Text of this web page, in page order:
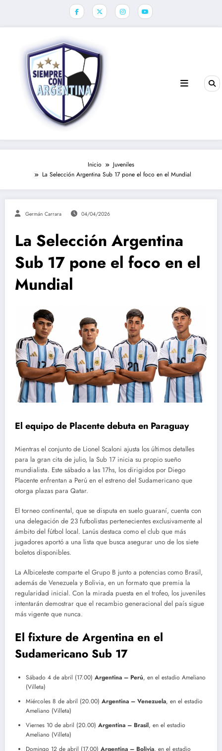
Inicio
Juveniles
La Selección Argentina Sub 17 pone el foco en el Mundial
Germán Carrara 04/04/2026
La Selección Argentina
Sub 17 pone el foco en el
Mundial
El equipo de Placente debuta en Paraguay
Mientras el conjunto de Lionel Scaloni ajusta los últimos detalles
para la gran cita de julio, la Sub 17 inicia su propio sueño
mundialista. Este sábado a las 17hs, los dirigidos por Diego
Placente enfrentan a Perú en el estreno del Sudamericano que
otorga plazas para Qatar.
El torneo continental, que se disputa en suelo guaraní, cuenta con
una delegación de 23 futbolistas pertenecientes exclusivamente al
ámbito del fútbol local. Lanús destaca como el club que más
jugadores aportó a una lista que busca asegurar uno de los siete
boletos disponibles.
La Albiceleste comparte el Grupo B junto a potencias como Brasil,
además de Venezuela y Bolivia, en un formato que premia la
regularidad inicial. Con la mirada puesta en el trofeo, los juveniles
intentarán demostrar que el recambio generacional del país sigue
más vigente que nunca.
El fixture de Argentina en el
Sudamericano Sub 17
Sábado 4 de abril (17.00) Argentina – Perú, en el estadio Ameliano
(Villeta)
Miércoles 8 de abril (20.00) Argentina – Venezuela, en el estadio
Ameliano (Villeta)
Viernes 10 de abril (20.00) Argentina – Brasil, en el estadio
Ameliano (Villeta)
Domingo 12 de abril (17.00) Argentina – Bolivia, en el estadio